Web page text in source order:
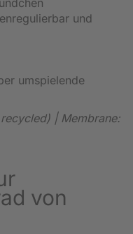
und
umspielende
| Membrane:
von